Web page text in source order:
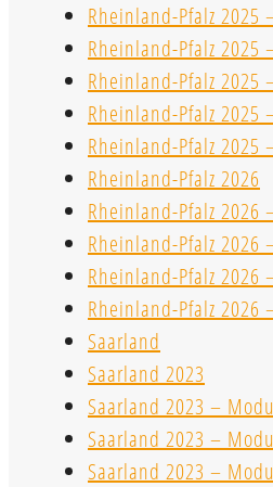
Rheinland-Pfalz 2025
Rheinland-Pfalz 2025
Rheinland-Pfalz 2025
Rheinland-Pfalz 2025
Rheinland-Pfalz 2025
Rheinland-Pfalz 2026
Rheinland-Pfalz 2026
Rheinland-Pfalz 2026
Rheinland-Pfalz 2026
Rheinland-Pfalz 2026
Saarland
Saarland 2023
Saarland 2023 –
Saarland 2023 –
Saarland 2023 –